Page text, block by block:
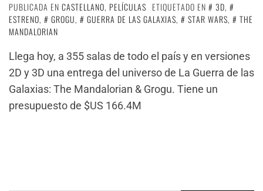
PUBLICADA EN CASTELLANO, PELÍCULAS ETIQUETADO EN 3D,
ESTRENO, GROGU, GUERRA DE LAS GALAXIAS, STAR WARS,
THE
MANDALORIAN
Llega hoy, a 355 salas de todo el país y en versiones
2D y 3D una entrega del universo de La Guerra de las
Galaxias: The Mandalorian & Grogu. Tiene un
presupuesto de $US 166.4M